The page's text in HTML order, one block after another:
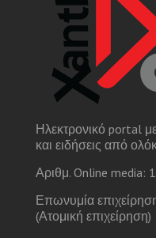
Ηλεκτρονικό portal
και ειδήσεις από
Αριθμ. Online media:
Επωνυμία
(Ατομική επιχείρηση)